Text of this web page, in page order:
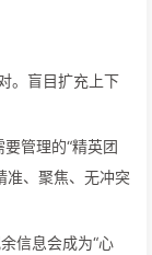
。盲目扩充上下
管理的“精英团
准、聚焦、无冲突
信息会成为“心